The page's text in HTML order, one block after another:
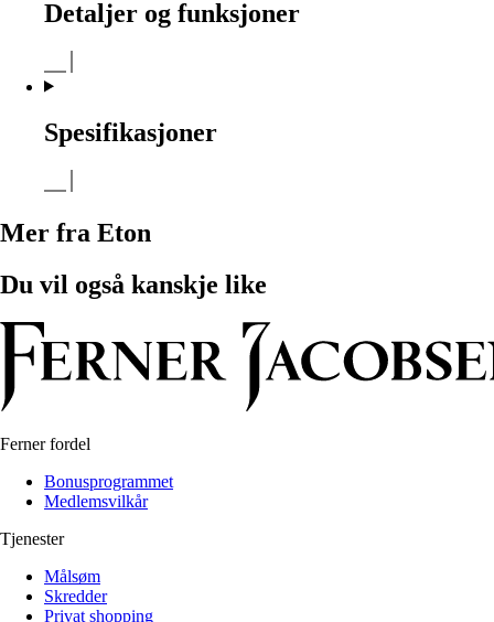
Detaljer og funksjoner
Spesifikasjoner
Mer fra Eton
Du vil også kanskje like
Ferner fordel
Bonusprogrammet
Medlemsvilkår
Tjenester
Målsøm
Skredder
Privat shopping